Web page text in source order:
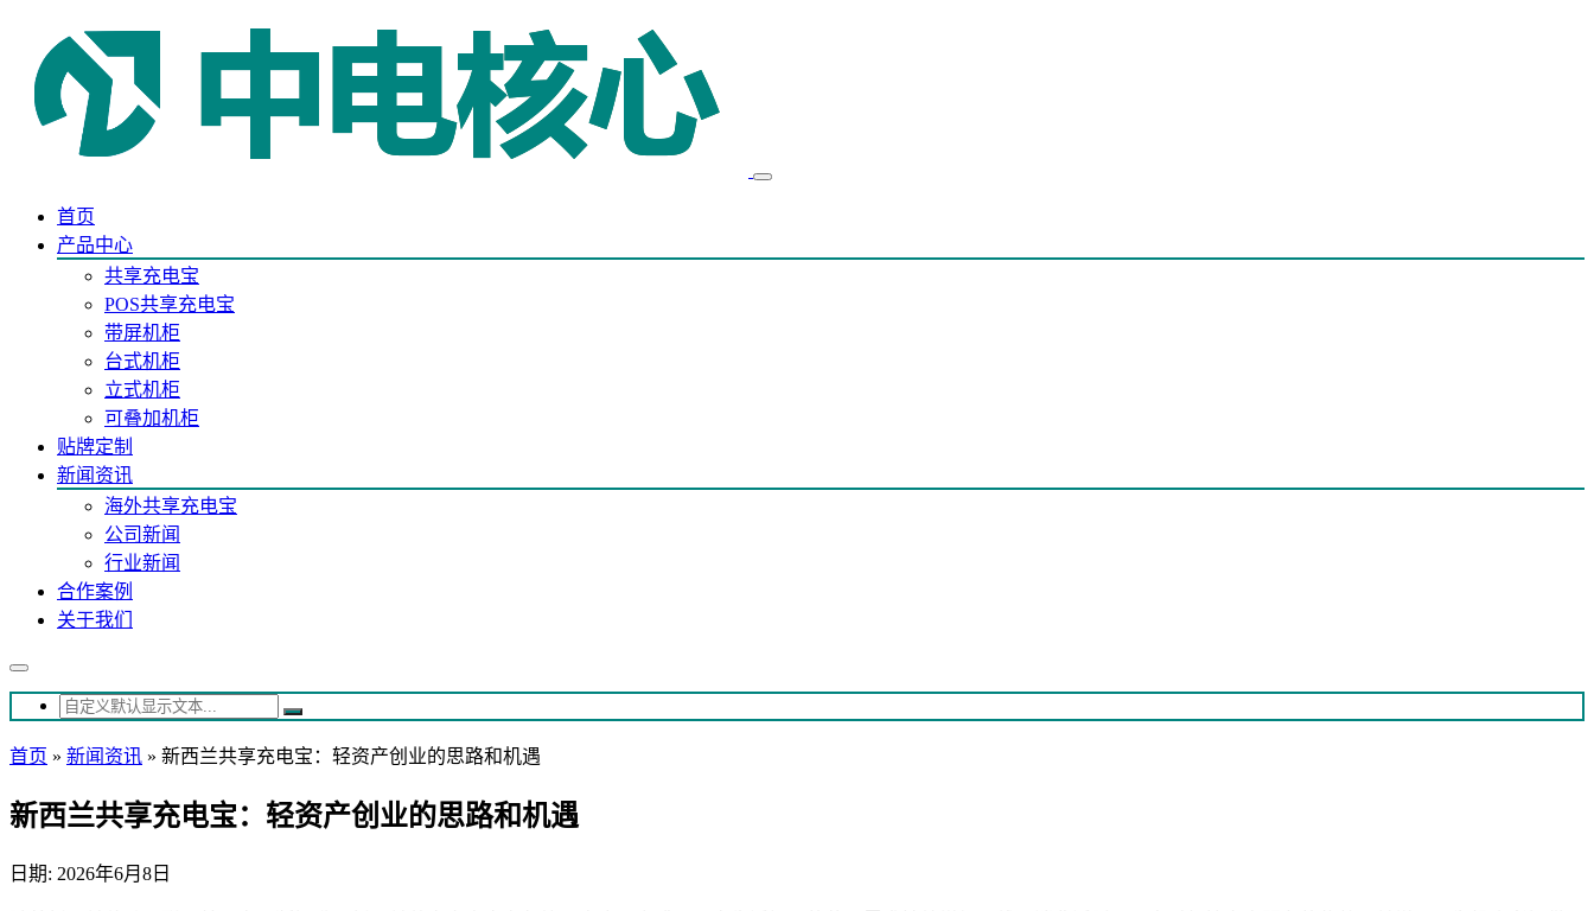
首页
产品中心
共享充电宝
POS共享充电宝
带屏机柜
台式机柜
立式机柜
可叠加机柜
贴牌定制
新闻资讯
海外共享充电宝
公司新闻
行业新闻
合作案例
关于我们
首页 » 新闻资讯 » 新西兰共享充电宝：轻资产创业的思路和机遇
新西兰共享充电宝：轻资产创业的思路和机遇
日期: 2026年6月8日